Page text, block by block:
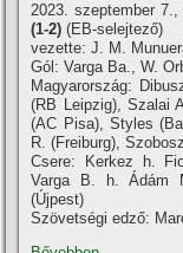
2023. szeptember 7.,
(1-2) (EB-selejtező)
vezette: J. M.
Gól: Varga Ba., W.
Magyarország:
(RB Leipzig), Szalai
(AC Pisa), Styles
R. (Freiburg),
Csere: Kerkez h.
Varga B. h. Ádám
(Újpest)
Szövetségi edző: